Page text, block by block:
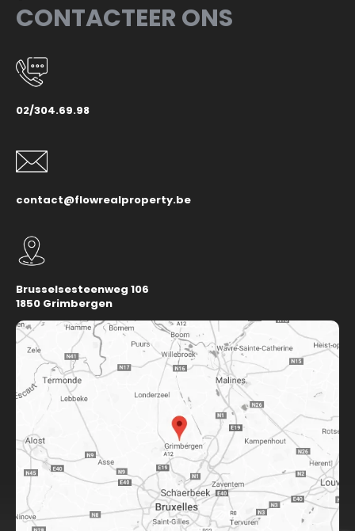
CONTACTEER ONS
02/304.69.98
contact@flowrealproperty.be
Brusselsesteenweg 106
1850 Grimbergen